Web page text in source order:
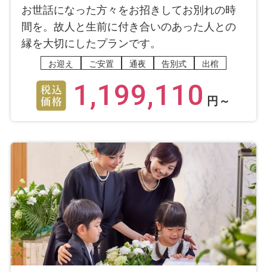
お世話になった方々をお招きしてお別れの時
間を。故人と生前に付き合いのあった人との
縁を大切にしたプランです。
お迎え ご安置 通夜 告別式 出棺
1,199,110 円～